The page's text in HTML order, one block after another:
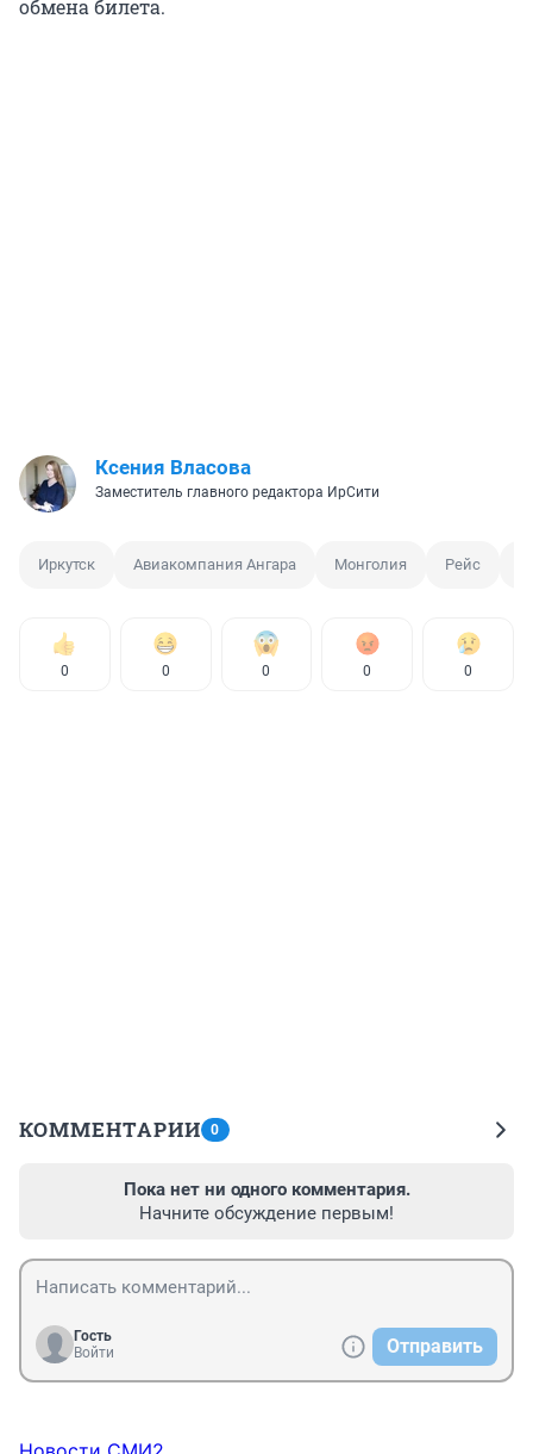
обмена билета.
Ксения Власова
Заместитель главного редактора ИрСити
Иркутск Авиакомпания Ангара Монголия Рейс
0 0 0 0 0
КОММЕНТАРИИ 0
Пока нет ни одного комментария.
Начните обсуждение первым!
Гость
Войти
Отправить